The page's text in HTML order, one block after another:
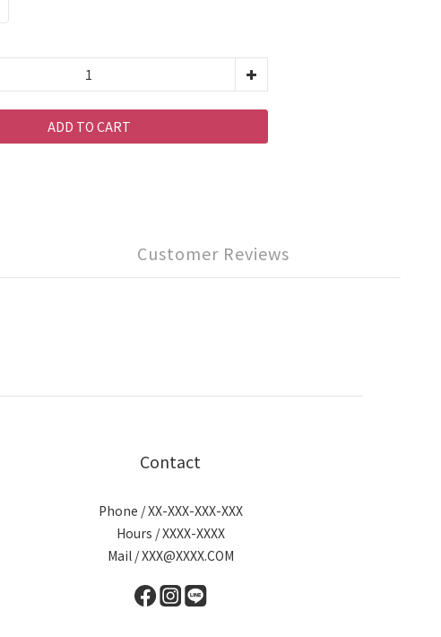
ADD TO CART
Customer Reviews
Contact
Phone / XX-XXX-XXX-XXX
Hours / XXXX-XXXX
Mail / XXX@XXXX.COM